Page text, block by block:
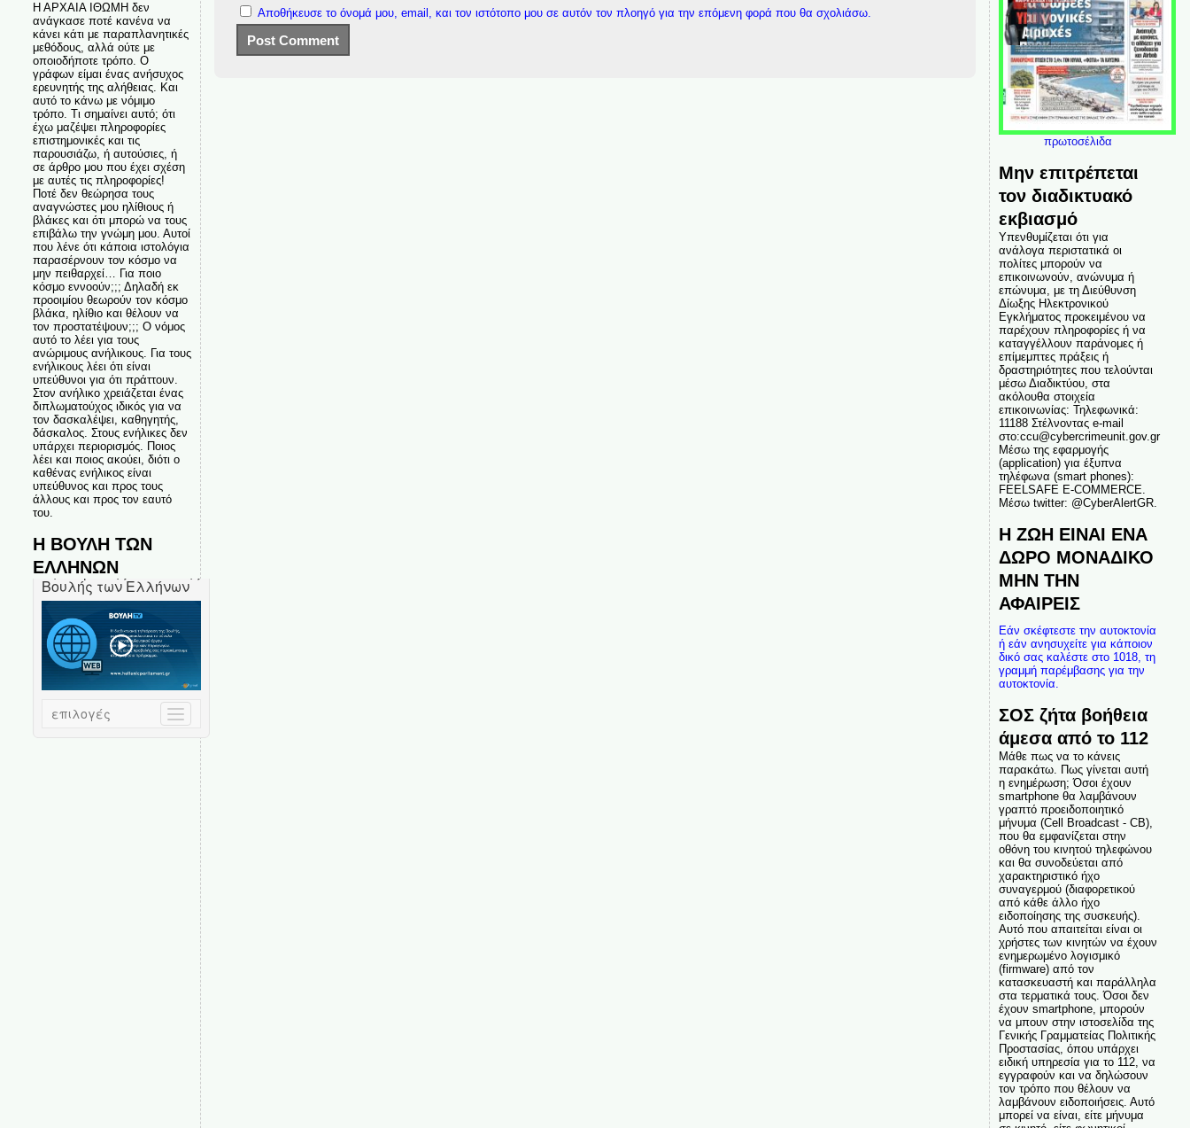
Η ΑΡΧΑΙΑ ΙΘΩΜΗ δεν
ανάγκασε ποτέ κανένα να
κάνει κάτι με παραπλανητικές
μεθόδους, αλλά ούτε με
οποιοδήποτε τρόπο. Ο
γράφων είμαι ένας ανήσυχος
ερευνητής της αλήθειας. Και
αυτό το κάνω με νόμιμο
τρόπο. Τι σημαίνει αυτό; ότι
έχω μαζέψει πληροφορίες
επιστημονικές και τις
παρουσιάζω, ή αυτούσιες, ή
σε άρθρο μου που έχει σχέση
με αυτές τις πληροφορίες!
Ποτέ δεν θεώρησα τους
αναγνώστες μου ηλίθιους ή
βλάκες και ότι μπορώ να τους
επιβάλω την γνώμη μου. Αυτοί
που λένε ότι κάποια ιστολόγια
παρασέρνουν τον κόσμο να
μην πειθαρχεί… Για ποιο
κόσμο εννοούν;;; Δηλαδή εκ
προοιμίου θεωρούν τον κόσμο
βλάκα, ηλίθιο και θέλουν να
τον προστατέψουν;;; Ο νόμος
αυτό το λέει για τους
ανώριμους ανήλικους. Για τους
ενήλικους λέει ότι είναι
υπεύθυνοι για ότι πράττουν.
Στον ανήλικο χρειάζεται ένας
διπλωματούχος ιδικός για να
τον δασκαλέψει, καθηγητής,
δάσκαλος. Στους ενήλικες δεν
υπάρχει περιορισμός. Ποιος
λέει και ποιος ακούει, διότι ο
καθένας ενήλικος είναι
υπεύθυνος και προς τους
άλλους και προς τον εαυτό
του.
Η ΒΟΥΛΗ ΤΩΝ
ΕΛΛΗΝΩΝ
Αποθήκευσε το όνομά μου, email, και τον ιστότοπο μου σε αυτόν τον πλοηγό για την επόμενη φορά που θα σχολιάσω.
πρωτοσέλιδα
Μην επιτρέπεται
τον διαδικτυακό
εκβιασμό
Υπενθυμίζεται ότι για
ανάλογα περιστατικά οι
πολίτες μπορούν να
επικοινωνούν, ανώνυμα ή
επώνυμα, με τη Διεύθυνση
Δίωξης Ηλεκτρονικού
Εγκλήματος προκειμένου να
παρέχουν πληροφορίες ή να
καταγγέλλουν παράνομες ή
επίμεμπτες πράξεις ή
δραστηριότητες που τελούνται
μέσω Διαδικτύου, στα
ακόλουθα στοιχεία
επικοινωνίας: Τηλεφωνικά:
11188 Στέλνοντας e-mail
στο:ccu@cybercrimeunit.gov.gr
Μέσω της εφαρμογής
(application) για έξυπνα
τηλέφωνα (smart phones):
FEELSAFE E-COMMERCE.
Μέσω twitter: @CyberAlertGR.
Η ΖΩΗ ΕΙΝΑΙ ΕΝΑ
ΔΩΡΟ ΜΟΝΑΔΙΚΟ
ΜΗΝ ΤΗΝ
ΑΦΑΙΡΕΙΣ
Εάν σκέφτεστε την αυτοκτονία
ή εάν ανησυχείτε για κάποιον
δικό σας καλέστε στο 1018, τη
γραμμή παρέμβασης για την
αυτοκτονία.
ΣΟΣ ζήτα βοήθεια
άμεσα από το 112
Μάθε πως να το κάνεις
παρακάτω. Πως γίνεται αυτή
η ενημέρωση; Όσοι έχουν
smartphone θα λαμβάνουν
γραπτό προειδοποιητικό
μήνυμα (Cell Broadcast - CB),
που θα εμφανίζεται στην
οθόνη του κινητού τηλεφώνου
και θα συνοδεύεται από
χαρακτηριστικό ήχο
συναγερμού (διαφορετικού
από κάθε άλλο ήχο
ειδοποίησης της συσκευής).
Αυτό που απαιτείται είναι οι
χρήστες των κινητών να έχουν
ενημερωμένο λογισμικό
(firmware) από τον
κατασκευαστή και παράλληλα
στα τερματικά τους. Όσοι δεν
έχουν smartphone, μπορούν
να μπουν στην ιστοσελίδα της
Γενικής Γραμματείας Πολιτικής
Προστασίας, όπου υπάρχει
ειδική υπηρεσία για το 112, να
εγγραφούν και να δηλώσουν
τον τρόπο που θέλουν να
λαμβάνουν ειδοποιήσεις. Αυτό
μπορεί να είναι, είτε μήνυμα